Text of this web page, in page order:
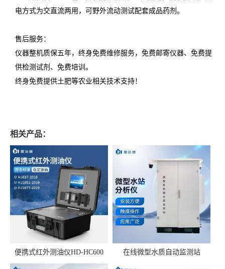
电方式为交直流两用，可野外流动测试配套成品药剂。
售后服务：
仪器整机质保五年，终身免费维修服务，免费邮寄仪器、免费提
供检测试剂、免费培训。
终身免费提供土肥等农业相关技术支持！
相关产品：
便携式红外测油仪HD-HC600 在线微型水质自动监测站